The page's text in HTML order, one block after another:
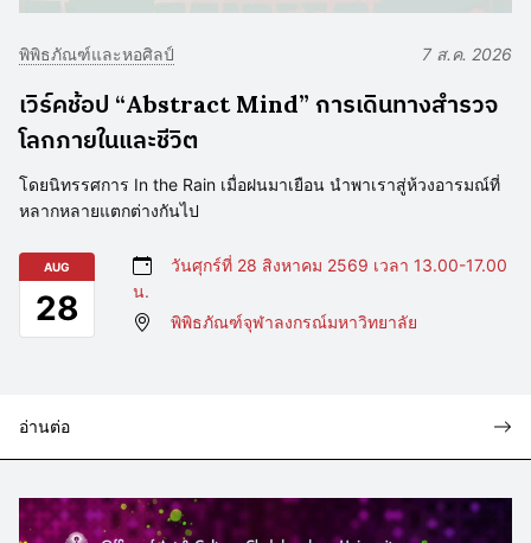
พิพิธภัณฑ์และหอศิลป์ 7 ส.ค. 2026
เวิร์คช้อป “Abstract Mind” การเดินทางสำรวจ
โลกภายในและชีวิต
โดยนิทรรศการ In the Rain เมื่อฝนมาเยือน นำพาเราสู่ห้วงอารมณ์ที่
หลากหลายแตกต่างกันไป
AUG
28
วันศุกร์ที่ 28 สิงหาคม 2569 เวลา 13.00-17.00
น.
พิพิธภัณฑ์จุฬาลงกรณ์มหาวิทยาลัย
อ่านต่อ